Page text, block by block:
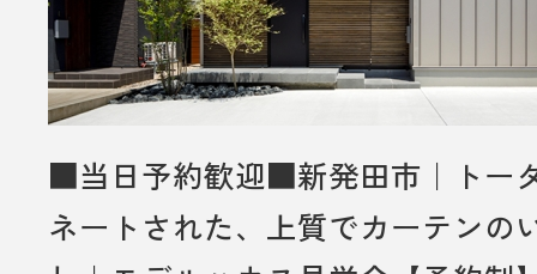
■当日予約歓迎■新発田市｜トー
ネートされた、上質でカーテンの